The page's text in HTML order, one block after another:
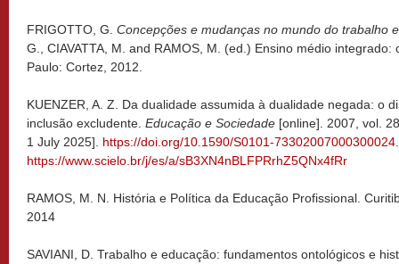
FRIGOTTO, G. Concepções e mudanças no mundo do trabalho
G., CIAVATTA, M. and RAMOS, M. (ed.) Ensino médio
Paulo: Cortez, 2012.
KUENZER, A. Z. Da dualidade assumida à dualidade negada: o
inclusão excludente. Educação e Sociedade [online]. 2007, vol.
1 July 2025]. https://doi.org/10.1590/S0101-73302007000300024
https://www.scielo.br/j/es/a/sB3XN4nBLFPRrhZ5QNx4fRr
RAMOS, M. N. História e Política da Educação Profissional.
2014
SAVIANI, D. Trabalho e educação: fundamentos ontológicos e